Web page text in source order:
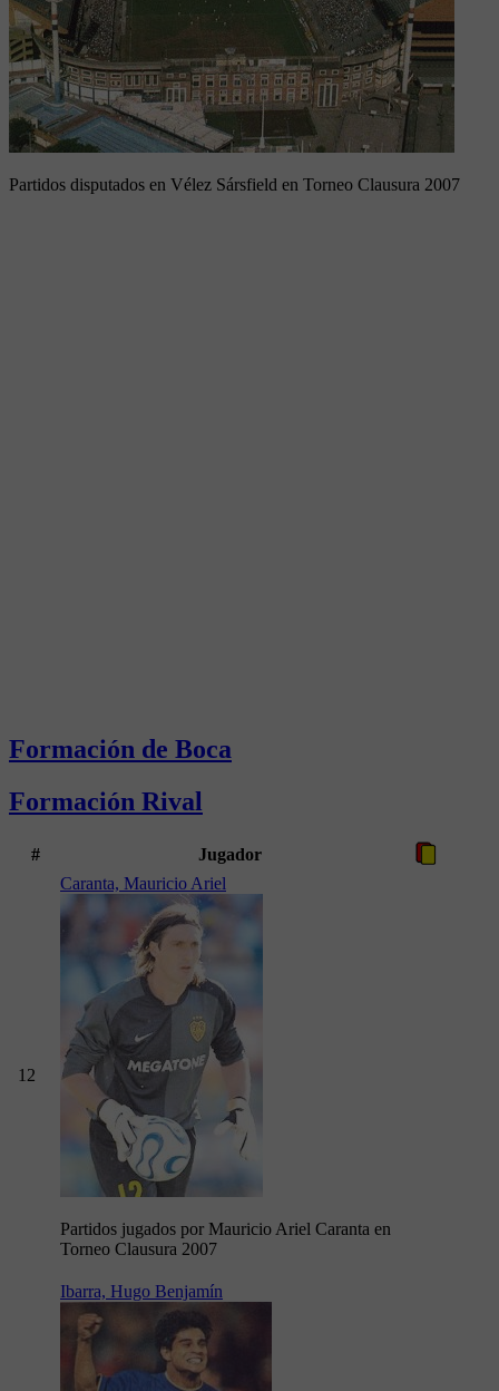
Partidos disputados en Vélez Sársfield en Torneo Clausura 2007
Formación de Boca
Formación Rival
# Jugador
12
Caranta, Mauricio Ariel
Partidos jugados por Mauricio Ariel Caranta en
Torneo Clausura 2007
Ibarra, Hugo Benjamín